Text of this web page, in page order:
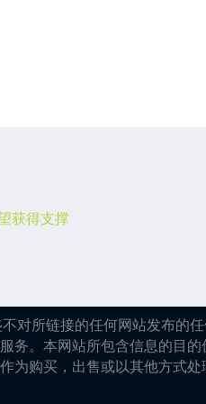
获得支撑
对所链接的任何网站发布的
务。本网站所包含信息的目
为购买，出售或以其他方式